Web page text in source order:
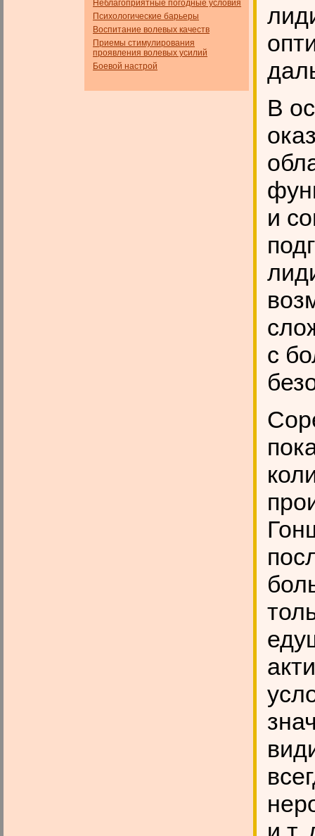
Неблагоприятные погодные условия
Психологические барьеры
Воспитание волевых качеств
Приемы стимулирования
проявления волевых усилий
Боевой настрой
В
и
с